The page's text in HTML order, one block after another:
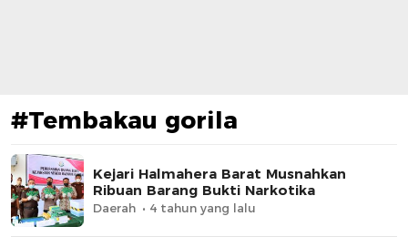
#Tembakau gorila
Kejari Halmahera Barat Musnahkan
Ribuan Barang Bukti Narkotika
Daerah 4 tahun yang lalu